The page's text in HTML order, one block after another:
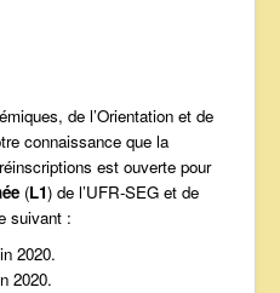
de l’Orientation et de
connaissance que la
est ouverte pour
(L1) de l’UFR-SEG et de
suivant :
2020.
2020.